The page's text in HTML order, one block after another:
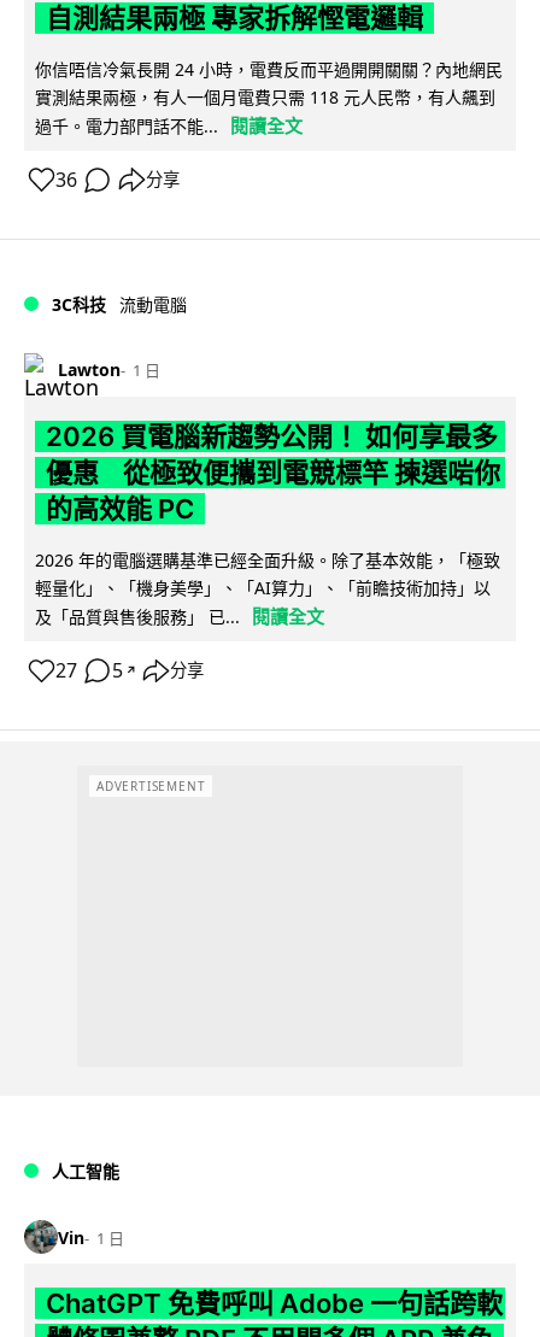
自測結果兩極 專家拆解慳電邏輯
你信唔信冷氣長開 24 小時，電費反而平過開開關關？內地網民
實測結果兩極，有人一個月電費只需 118 元人民幣，有人飆到
過千。電力部門話不能...
閱讀全文
36 分享
3C科技 流動電腦
Lawton 1 日
2026 買電腦新趨勢公開！ 如何享最多
優惠 從極致便攜到電競標竿 揀選啱你
的高效能 PC
2026 年的電腦選購基準已經全面升級。除了基本效能，「極致
輕量化」、「機身美學」、「AI算力」、「前瞻技術加持」以
及「品質與售後服務」 已...
閱讀全文
27 5 ↗ 分享
ADVERTISEMENT
人工智能
Vin 1 日
ChatGPT 免費呼叫 Adobe 一句話跨軟